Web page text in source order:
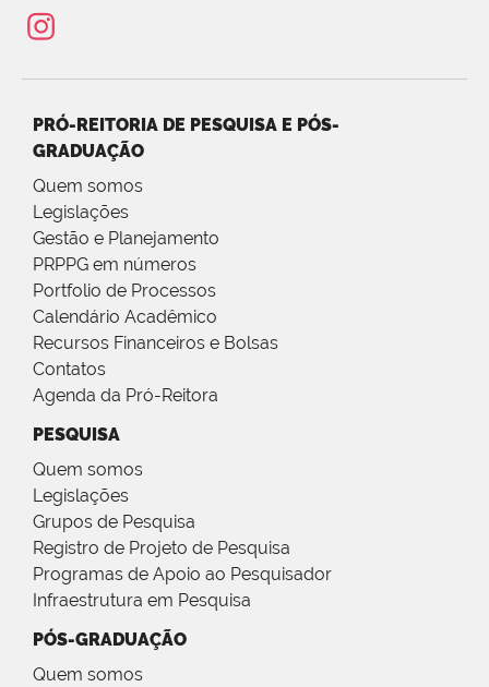
PRÓ-REITORIA DE PESQUISA E PÓS-
GRADUAÇÃO
Quem somos
Legislações
Gestão e Planejamento
PRPPG em números
Portfolio de Processos
Calendário Acadêmico
Recursos Financeiros e Bolsas
Contatos
Agenda da Pró-Reitora
PESQUISA
Quem somos
Legislações
Grupos de Pesquisa
Registro de Projeto de Pesquisa
Programas de Apoio ao Pesquisador
Infraestrutura em Pesquisa
PÓS-GRADUAÇÃO
Quem somos